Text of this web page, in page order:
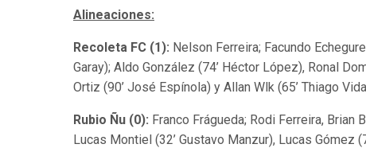
Alineaciones:
Recoleta FC (1): Nelson Ferreira; Facundo
Garay); Aldo González (74’ Héctor López), Ronal
Ortiz (90’ José Espínola) y Allan Wlk (65’ Thiago
Rubio Ñu (0): Franco Frágueda; Rodi Ferreira,
Lucas Montiel (32’ Gustavo Manzur), Lucas Gómez